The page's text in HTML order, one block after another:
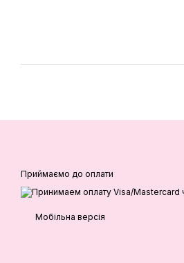
Приймаємо до оплати
Мобільна версія